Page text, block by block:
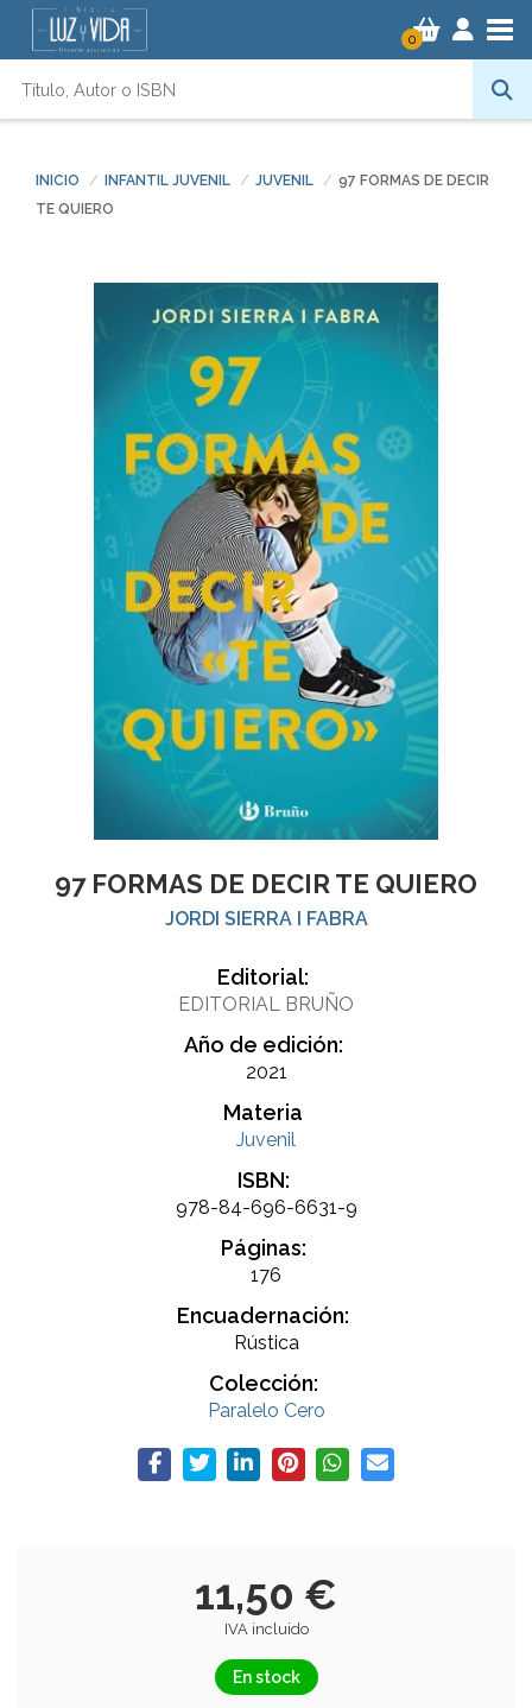
0
INICIO INFANTIL JUVENIL JUVENIL
97 FORMAS DE DECIR
TE QUIERO
97 FORMAS DE DECIR TE QUIERO
JORDI SIERRA I FABRA
Editorial:
EDITORIAL BRUÑO
Año de edición:
2021
Materia
Juvenil
ISBN:
978-84-696-6631-9
Páginas:
176
Encuadernación:
Rústica
Colección:
Paralelo Cero
11,50 €
IVA incluido
En stock